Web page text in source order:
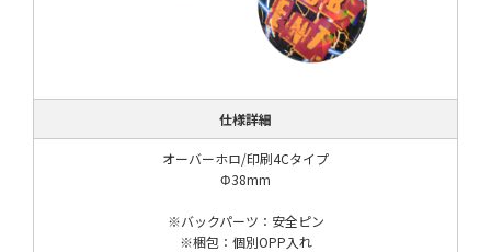
仕様詳細
オーバーホロ/印刷4Cタイプ
Φ38mm
※バックパーツ：安全ピン
※梱包：個別OPP入れ